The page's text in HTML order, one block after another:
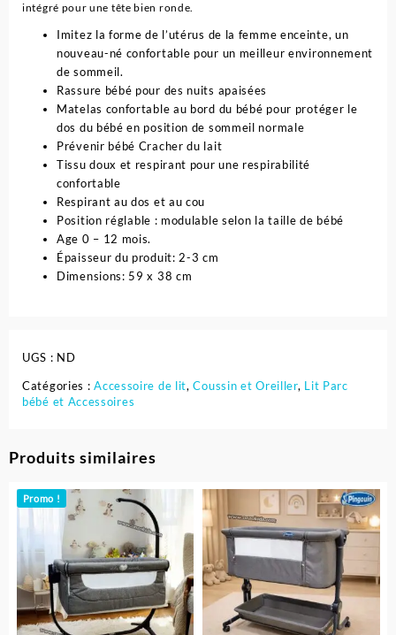
intégré pour une tête bien ronde.
Imitez la forme de l’utérus de la femme enceinte, un
nouveau-né confortable pour un meilleur environnement
de sommeil.
Rassure bébé pour des nuits apaisées
Matelas confortable au bord du bébé pour protéger le
dos du bébé en position de sommeil normale
Prévenir bébé Cracher du lait
Tissu doux et respirant pour une respirabilité
confortable
Respirant au dos et au cou
Position réglable : modulable selon la taille de bébé
Age 0 – 12 mois.
Épaisseur du produit: 2-3 cm
Dimensions: 59 x 38 cm
UGS : ND
Catégories :Accessoire de lit,Coussin et Oreiller, Lit Parc
bébé et Accessoires
Produits similaires
Promo !